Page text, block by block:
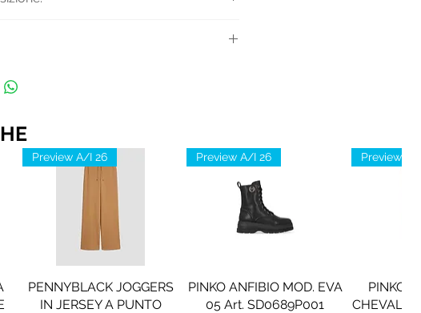
e logo in colore a contrasto.
Preview A/I 26
PENNYBLACK JOGGERS
IN JERSEY A PUNTO
Preview A/I 26
PINKO ANFIBIO MOD. EVA
05 Art. SD0689P001
Preview A/
PINKO
CHEVAL